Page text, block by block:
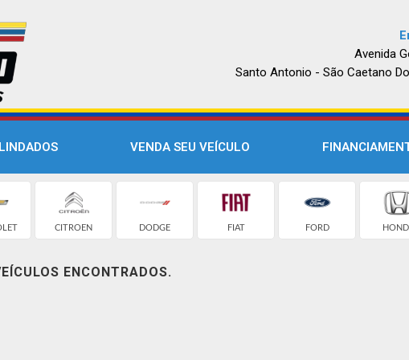
Avenida
Santo Antonio - São Caetano
VENDA SEU VEÍCULO
CITROEN DODGE FIAT FORD
ENCONTRADOS.